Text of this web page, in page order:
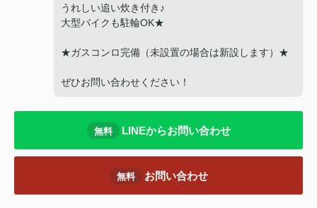
うれしい追い炊き付き♪
大型バイクも駐輪OK★
★ガスコンロ完備（未設置の場合は新設します）★
ぜひお問い合わせください！
無料 LINEからお問い合わせ
無料 お問い合わせ